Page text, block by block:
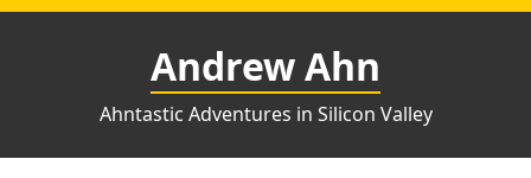
Skip
Andrew Ahn
Ahntastic Adventures in Silicon Valley